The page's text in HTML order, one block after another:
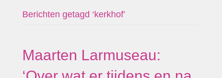
Berichten getagd ‘kerkhof’
Maarten Larmuseau: